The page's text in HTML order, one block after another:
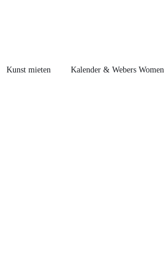
Kunst mieten Kalender & Webers Women